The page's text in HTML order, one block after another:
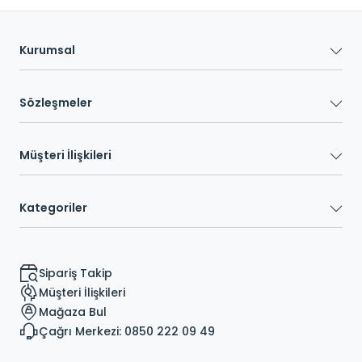
Kurumsal
Sözleşmeler
Müşteri İlişkileri
Kategoriler
Sipariş Takip
Müşteri İlişkileri
Mağaza Bul
Çağrı Merkezi: 0850 222 09 49